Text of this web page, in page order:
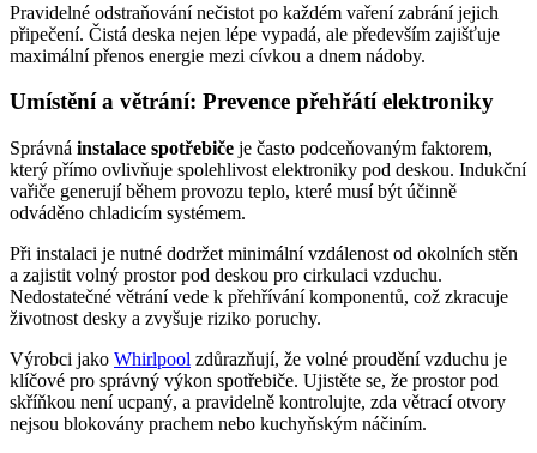
Pravidelné odstraňování nečistot po každém vaření zabrání jejich
připečení. Čistá deska nejen lépe vypadá, ale především zajišťuje
maximální přenos energie mezi cívkou a dnem nádoby.
Umístění a větrání: Prevence přehřátí elektroniky
Správná instalace spotřebiče je často podceňovaným faktorem,
který přímo ovlivňuje spolehlivost elektroniky pod deskou. Indukční
vařiče generují během provozu teplo, které musí být účinně
odváděno chladicím systémem.
Při instalaci je nutné dodržet minimální vzdálenost od okolních stěn
a zajistit volný prostor pod deskou pro cirkulaci vzduchu.
Nedostatečné větrání vede k přehřívání komponentů, což zkracuje
životnost desky a zvyšuje riziko poruchy.
Výrobci jako Whirlpool zdůrazňují, že volné proudění vzduchu je
klíčové pro správný výkon spotřebiče. Ujistěte se, že prostor pod
skříňkou není ucpaný, a pravidelně kontrolujte, zda větrací otvory
nejsou blokovány prachem nebo kuchyňským náčiním.